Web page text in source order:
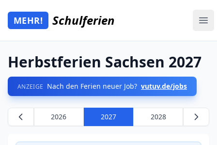
Zum Hauptinhalt springen
Mehr Schulferien
MEHR! Schulferien
Herbstferien Sachsen 2027
ANZEIGE Nach den Ferien neuer Job? vutuv.de/jobs
2026 2027 2028